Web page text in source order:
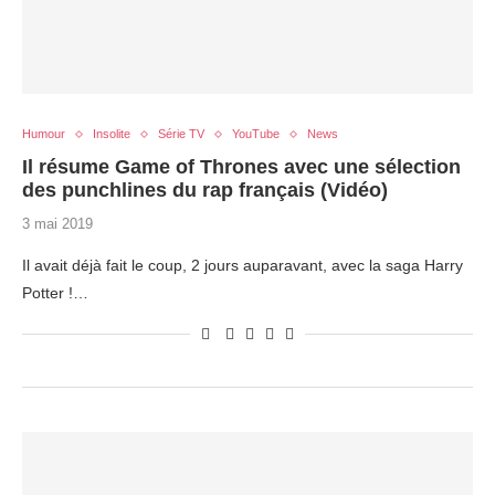
Humour Insolite Série TV YouTube News
Il résume Game of Thrones avec une sélection
des punchlines du rap français (Vidéo)
3 mai 2019
Il avait déjà fait le coup, 2 jours auparavant, avec la saga Harry
Potter !…